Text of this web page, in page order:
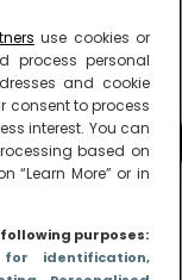
use cookies or
process personal
and cookie
consent to process
interest. You can
based on
“Learn More” or in
purposes:
identification,